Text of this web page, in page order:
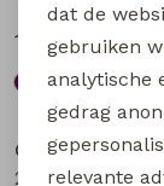
13,49 17,99
City Life
dat de
gebruiken
analytische
gedrag
relevante